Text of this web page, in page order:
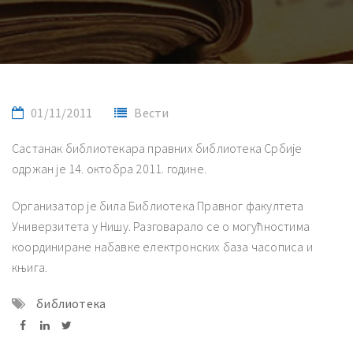
01/11/2011 Вести
Састанак библиотекара правних библиотека Србије
одржан је 14. октобра 2011. године.
Организатор је била Библиотека Правног факултета
Универзитета у Нишу. Разговарало се о могућностима
координиране набавке електронских база часописа и
књига.
библиотека